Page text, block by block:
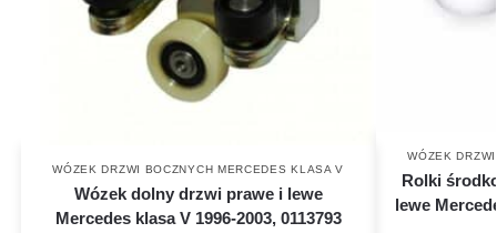
WÓZEK DRZWI BOCZNYCH MERCEDES KLASA V
Wózek dolny drzwi prawe i lewe
Mercedes klasa V 1996-2003, 0113793
WÓZEK
Rolki
lewe